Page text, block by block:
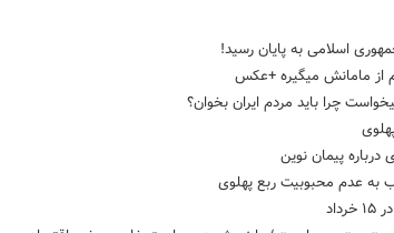
اسلامی به پایان رسید!
از مامانش میگیره +عکس
چرا باید مردم ایران بخوان؟
درباره پیمان نوین
عدم محبوبیت ربع پهلوی